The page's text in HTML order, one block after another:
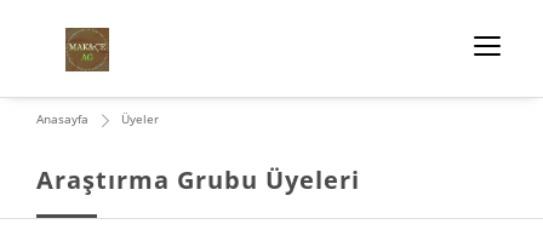
Araştırma Grubu Üyeleri
Anasayfa Üyeler